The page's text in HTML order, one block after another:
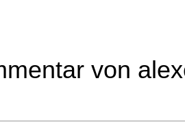
von